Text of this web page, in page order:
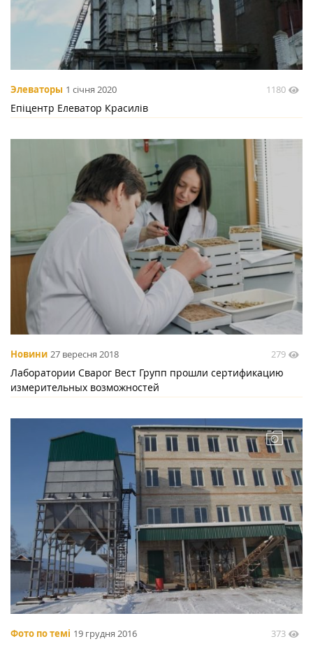
Элеваторы 1 січня 2020 1180
Епіцентр Елеватор Красилів
Новини 27 вересня 2018 279
Лаборатории Сварог Вест Групп прошли сертификацию
измерительных возможностей
Фото по темі 19 грудня 2016 373